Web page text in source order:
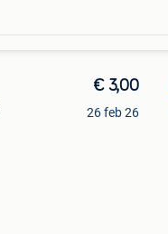
€ 3,00
26 feb 26